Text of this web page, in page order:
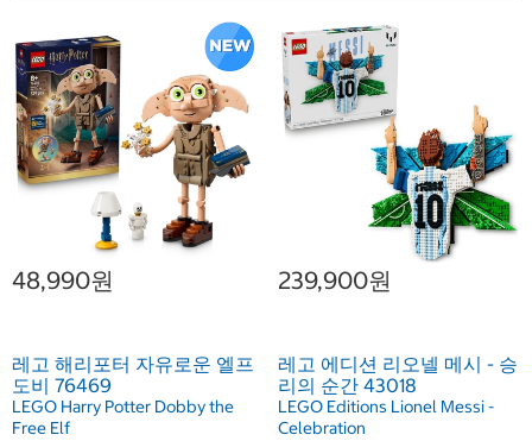
48,990원
레고 해리포터 자유로운 엘프
도비 76469
LEGO Harry Potter Dobby the
Free Elf
239,900원
레고 에디션 리오넬 메시 - 승
리의 순간 43018
LEGO Editions Lionel Messi -
Celebration